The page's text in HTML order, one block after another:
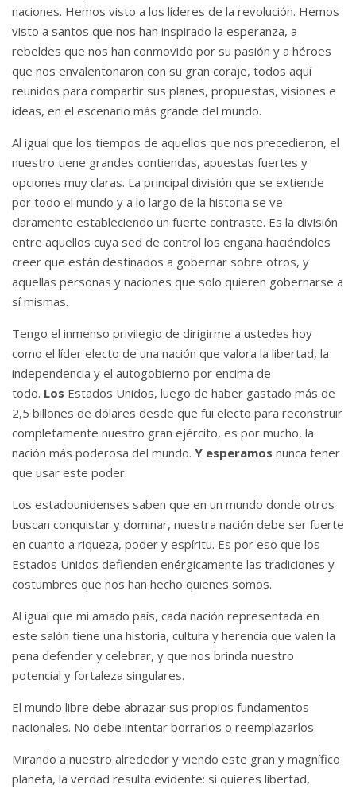
naciones. Hemos visto a los líderes de la revolución. Hemos
visto a santos que nos han inspirado la esperanza, a
rebeldes que nos han conmovido por su pasión y a héroes
que nos envalentonaron con su gran coraje, todos aquí
reunidos para compartir sus planes, propuestas, visiones e
ideas, en el escenario más grande del mundo.
Al igual que los tiempos de aquellos que nos precedieron, el
nuestro tiene grandes contiendas, apuestas fuertes y
opciones muy claras. La principal división que se extiende
por todo el mundo y a lo largo de la historia se ve
claramente estableciendo un fuerte contraste. Es la división
entre aquellos cuya sed de control los engaña haciéndoles
creer que están destinados a gobernar sobre otros, y
aquellas personas y naciones que solo quieren gobernarse a
sí mismas.
Tengo el inmenso privilegio de dirigirme a ustedes hoy
como el líder electo de una nación que valora la libertad, la
independencia y el autogobierno por encima de
todo. Los Estados Unidos, luego de haber gastado más de
2,5 billones de dólares desde que fui electo para reconstruir
completamente nuestro gran ejército, es por mucho, la
nación más poderosa del mundo. Y esperamos nunca tener
que usar este poder.
Los estadounidenses saben que en un mundo donde otros
buscan conquistar y dominar, nuestra nación debe ser fuerte
en cuanto a riqueza, poder y espíritu. Es por eso que los
Estados Unidos defienden enérgicamente las tradiciones y
costumbres que nos han hecho quienes somos.
Al igual que mi amado país, cada nación representada en
este salón tiene una historia, cultura y herencia que valen la
pena defender y celebrar, y que nos brinda nuestro
potencial y fortaleza singulares.
El mundo libre debe abrazar sus propios fundamentos
nacionales. No debe intentar borrarlos o reemplazarlos.
Mirando a nuestro alrededor y viendo este gran y magnífico
planeta, la verdad resulta evidente: si quieres libertad,